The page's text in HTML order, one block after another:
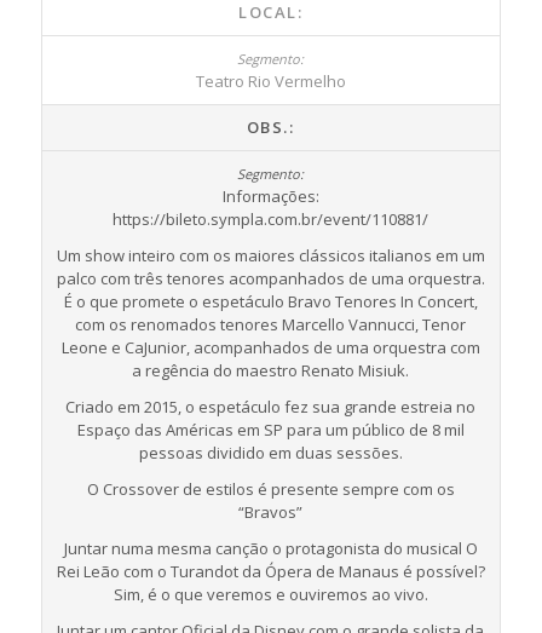
LOCAL:
Teatro Rio Vermelho
OBS.:
Informações:
https://bileto.sympla.com.br/event/110881/
Um show inteiro com os maiores clássicos italianos em um
palco com três tenores acompanhados de uma orquestra.
É o que promete o espetáculo Bravo Tenores In Concert,
com os renomados tenores Marcello Vannucci, Tenor
Leone e CaJunior, acompanhados de uma orquestra com
a regência do maestro Renato Misiuk.
Criado em 2015, o espetáculo fez sua grande estreia no
Espaço das Américas em SP para um público de 8 mil
pessoas dividido em duas sessões.
O Crossover de estilos é presente sempre com os
“Bravos”
Juntar numa mesma canção o protagonista do musical O
Rei Leão com o Turandot da Ópera de Manaus é possível?
Sim, é o que veremos e ouviremos ao vivo.